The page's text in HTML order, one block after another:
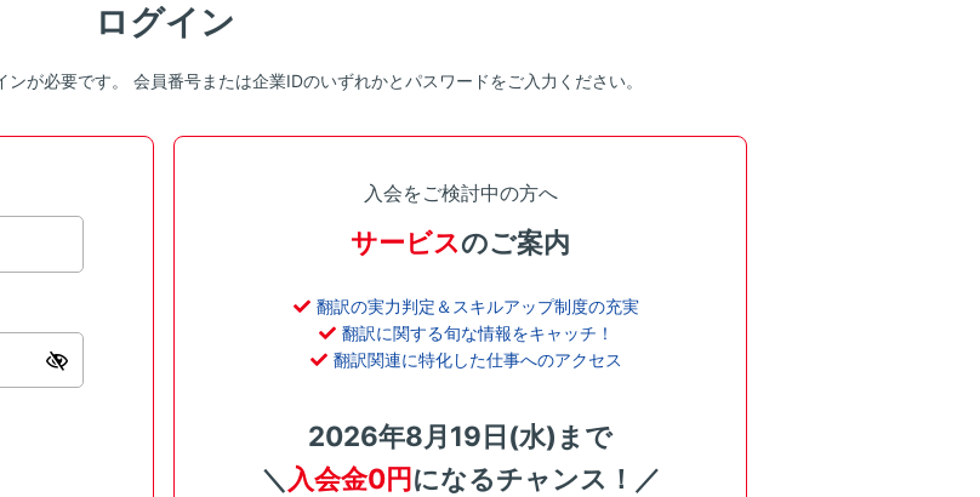
ログイン
が必要です。 会員番号または企業IDのいずれかとパスワードをご入力ください。
入会をご検討中の方へ
サービスのご案内
翻訳の実力判定＆スキルアップ制度の充実
翻訳に関する旬な情報をキャッチ！
翻訳関連に特化した仕事へのアクセス
2026年8月19日(水)まで
＼ 入会金0円になるチャンス！／